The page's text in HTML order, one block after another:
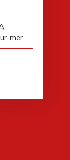
mer